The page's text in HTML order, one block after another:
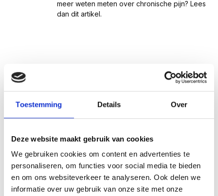
Toestemming Details Over
Deze website maakt gebruik van cookies
We gebruiken cookies om content en advertenties te
personaliseren, om functies voor social media te bieden
en om ons websiteverkeer te analyseren. Ook delen we
informatie over uw gebruik van onze site met onze
meer weten meten over chronische pijn? Lees
dan dit artikel.